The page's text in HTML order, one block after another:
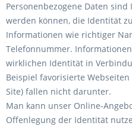
Personenbezogene Daten
werden können, die Identität
Informationen wie richtiger
Telefonnummer.
wirklichen Identität in
Beispiel favorisierte
Site) fallen nicht darunter.
Man kann unser Online-
Offenlegung der Identität